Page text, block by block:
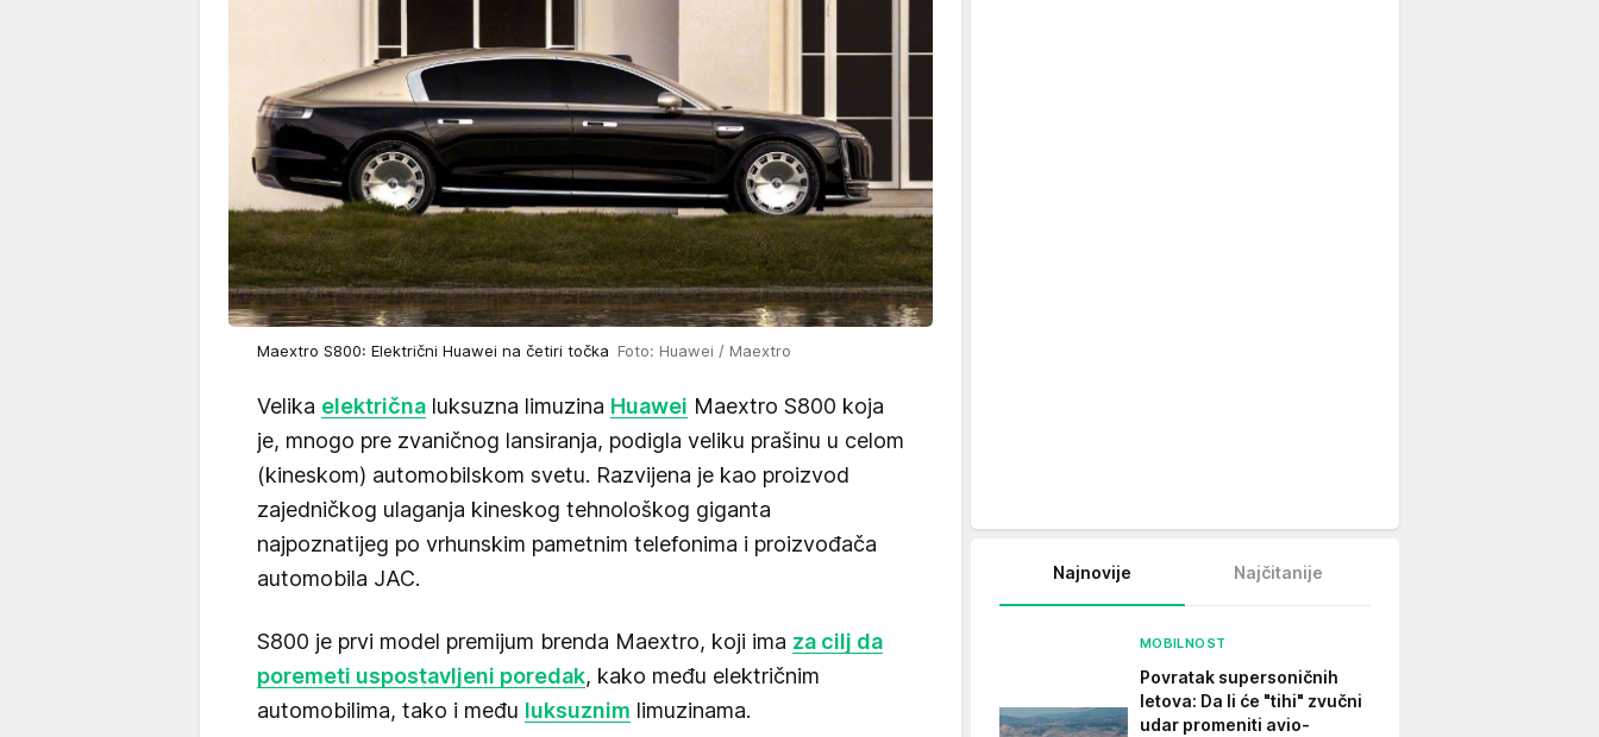
Maextro S800: Električni Huawei na četiri točka Foto: Huawei / Maextro
Velika električna luksuzna limuzina Huawei Maextro S800 koja
je, mnogo pre zvaničnog lansiranja, podigla veliku prašinu u celom
(kineskom) automobilskom svetu. Razvijena je kao proizvod
zajedničkog ulaganja kineskog tehnološkog giganta
najpoznatijeg po vrhunskim pametnim telefonima i proizvođača
automobila JAC.
S800 je prvi model premijum brenda Maextro, koji ima za cilj da
poremeti uspostavljeni poredak, kako među električnim
automobilima, tako i među luksuznim limuzinama.
Najnovije Najčitanije
MOBILNOST
Povratak supersoničnih
letova: Da li će "tihi" zvučni
udar promeniti avio-